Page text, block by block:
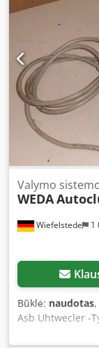
Wiefelstede 1
Valymo
WEDA
Būklė: naudotas
Asb Uhtwecler -
335/210/H120